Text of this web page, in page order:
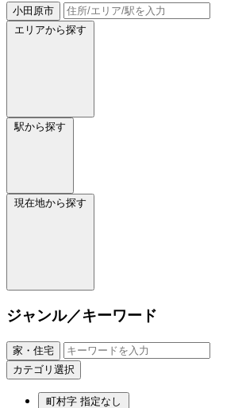
小田原市
エリアから探す
駅から探す
現在地から探す
ジャンル／キーワード
家・住宅
カテゴリ選択
町村字 指定なし